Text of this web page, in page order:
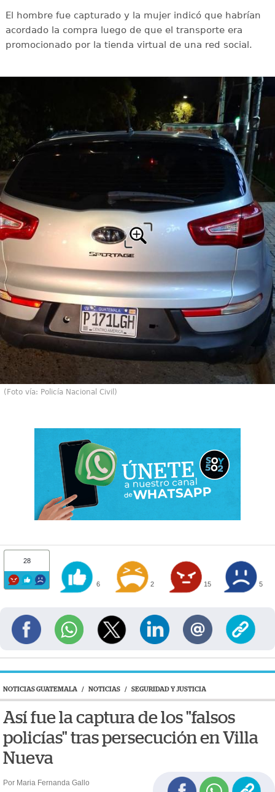
El hombre fue capturado y la mujer indicó que habrían
acordado la compra luego de que el transporte era
promocionado por la tienda virtual de una red social.
(Foto vía: Policía Nacional Civil)
28
6 2 15 5
NOTICIAS GUATEMALA / NOTICIAS / SEGURIDAD Y JUSTICIA
Así fue la captura de los "falsos
policías" tras persecución en Villa
Nueva
Por Maria Fernanda Gallo